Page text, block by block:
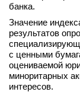
банка.
Значение
результатов
с ценными
оцениваемой
миноритарных
интересов.